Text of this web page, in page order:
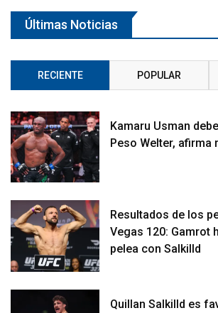
Últimas Noticias
RECIENTE POPULAR
Kamaru Usman
Peso Welter, afirma
Resultados de los
Vegas 120: Gamrot
pelea con Salkilld
Quillan Salkilld es